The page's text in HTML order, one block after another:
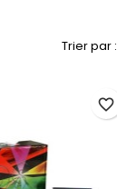
Trier par :
favorite_border